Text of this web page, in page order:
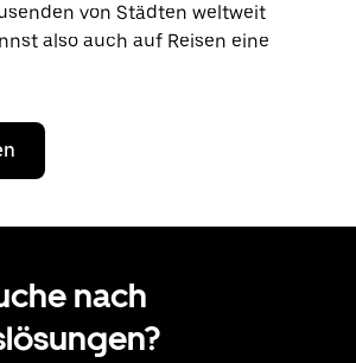
von Städten weltweit
also auch auf Reisen eine
nach